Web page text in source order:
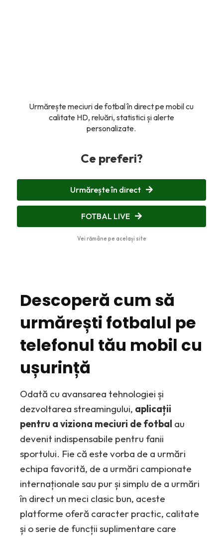
Urmărește meciuri de fotbal în direct pe mobil cu
calitate HD, reluări, statistici și alerte
personalizate.
Ce preferi?
Urmărește în direct
FOTBAL LIVE
Vei rămâne pe același site
Descoperă cum să
urmărești fotbalul pe
telefonul tău mobil cu
ușurință
Odată cu avansarea tehnologiei și
dezvoltarea streamingului, aplicații
pentru a viziona meciuri de fotbal au
devenit indispensabile pentru fanii
sportului. Fie că este vorba de a urmări
echipa favorită, de a urmări campionate
internaționale sau pur și simplu de a urmări
în direct un meci clasic bun, aceste
platforme oferă caracter practic, calitate
și o serie de funcții suplimentare care